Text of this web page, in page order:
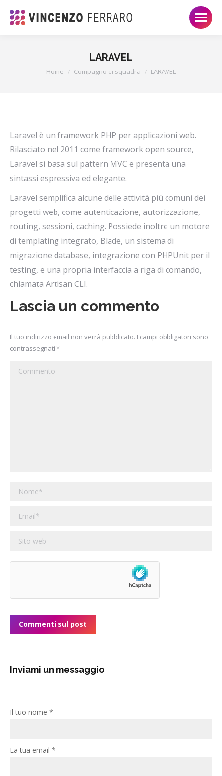
LARAVEL
Tu sei qui:
Home Compagno di squadra LARAVEL
Laravel è un framework PHP per applicazioni web.
Rilasciato nel 2011 come framework open source,
Laravel si basa sul pattern MVC e presenta una
sintassi espressiva ed elegante.
Laravel semplifica alcune delle attività più comuni dei
progetti web, come autenticazione, autorizzazione,
routing, sessioni, caching. Possiede inoltre un motore
di templating integrato, Blade, un sistema di
migrazione database, integrazione con PHPUnit per il
testing, e una propria interfaccia a riga di comando,
chiamata Artisan CLI.
Lascia un commento
Il tuo indirizzo email non verrà pubblicato. I campi obbligatori sono
contrassegnati *
Commento
Nome *
Email *
Sito web
Commenti sul post
Inviami un messaggio
Il tuo nome *
La tua email *